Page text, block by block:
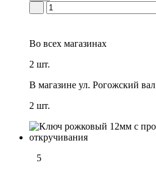
Во всех магазинах
2 шт.
В магазине ул. Рогожский вал
2 шт.
5